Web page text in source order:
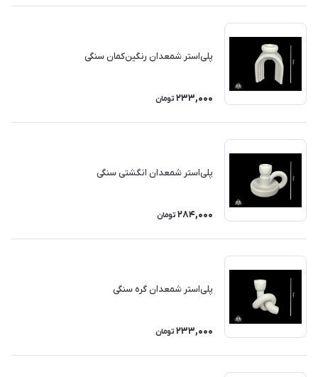
پلی‌استر شمعدان رنگین‌کمان سنگی
233,000 تومان
پلی‌استر شمعدان انگشتی سنگی
284,000 تومان
پلی‌استر شمعدان گره سنگی
233,000 تومان